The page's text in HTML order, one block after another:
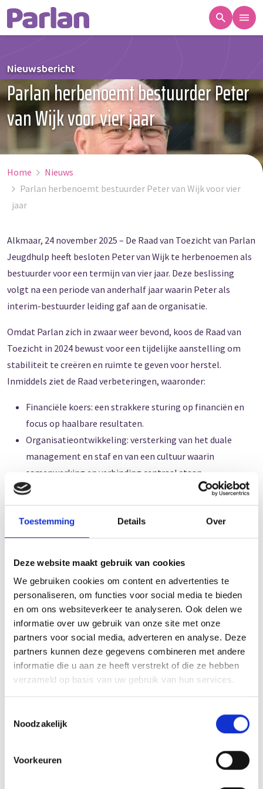
Toestemming Details Over
Deze website maakt gebruik van cookies
We gebruiken cookies om content en advertenties te
personaliseren, om functies voor social media te bieden
en om ons websiteverkeer te analyseren. Ook delen we
informatie over uw gebruik van onze site met onze
partners voor social media, adverteren en analyse. Deze
partners kunnen deze gegevens combineren met andere
informatie die u aan ze heeft verstrekt of die ze hebben
verzameld op basis van uw gebruik van hun services.
Noodzakelijk
Voorkeuren
Nieuwsbericht
Parlan herbenoemt bestuurder Peter
van Wijk voor vier jaar
Home
Nieuws
Parlan herbenoemt bestuurder Peter van Wijk voor vier
jaar
Alkmaar, 24 november 2025 – De Raad van Toezicht van Parlan
Jeugdhulp heeft besloten Peter van Wijk te herbenoemen als
bestuurder voor een termijn van vier jaar. Deze beslissing
volgt na een periode van anderhalf jaar waarin Peter als
interim-bestuurder leiding gaf aan de organisatie.
Omdat Parlan zich in zwaar weer bevond, koos de Raad van
Toezicht in 2024 bewust voor een tijdelijke aanstelling om
stabiliteit te creëren en ruimte te geven voor herstel.
Inmiddels ziet de Raad verbeteringen, waaronder:
Financiële koers: een strakkere sturing op financiën en
focus op haalbare resultaten.
Organisatieontwikkeling: versterking van het duale
management en staf en van een cultuur waarin
samenwerking en verbinding centraal staan.
Kwaliteit van zorg: aantoonbare stappen richting
effectieve, cliëntgerichte hulpverlening.
en verbindend kan sturen. Onder zijn leiding is Parlan op weg
naar financieel herstel en een organisatie die wendbaar
inspeelt op een snel veranderende omgeving. Wij hebben er
alle vertrouwen in dat hij, samen met de medewerkers, deze
lijn de komende jaren voortzet.”
Peter van Wijk reageert op zijn herbenoeming:
“Ik ben trots op de stappen die we samen hebben gezet. De
ondersteuning biedt, ook in een complexe en veranderende
Met deze herbenoeming kiest Parlan voor continuïteit en